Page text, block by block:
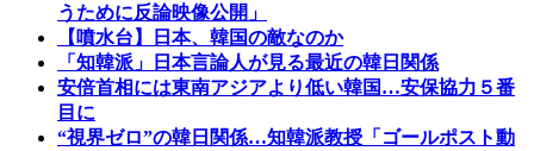
うために反論映像公開」
【噴水台】日本、韓国の敵なのか
「知韓派」日本言論人が見る最近の韓日関係
安倍首相には東南アジアより低い韓国…安保協力５番
目に
“視界ゼロ”の韓日関係…知韓派教授「ゴールポスト動